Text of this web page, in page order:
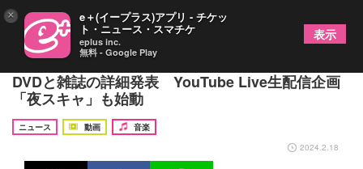
SCANDAL、ニューアルバム『LUMINOUS』付属の
DVDと雑誌の詳細発表 YouTube Live生配信企画
「夜スキャ」も始動
ニュース 動画
音楽
2024.2.18
× e＋(イープラス)アプリ - チケッ
ト・ニュース・スマチケ
eplus inc.
無料 - Google Play
表示